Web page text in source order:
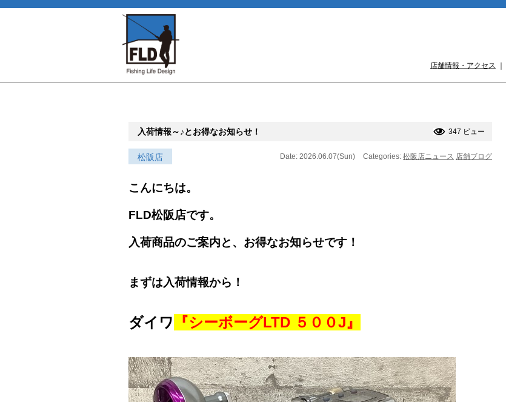
店舗情報・アクセス
入荷情報～♪とお得なお知らせ！ 347 ビュー
松阪店 Date: 2026.06.07(Sun) Categories: 松阪店ニュース 店舗ブログ
こんにちは。
FLD松阪店です。
入荷商品のご案内と、お得なお知らせです！
まずは入荷情報から！
ダイワ 『シーボーグLTD ５００J』